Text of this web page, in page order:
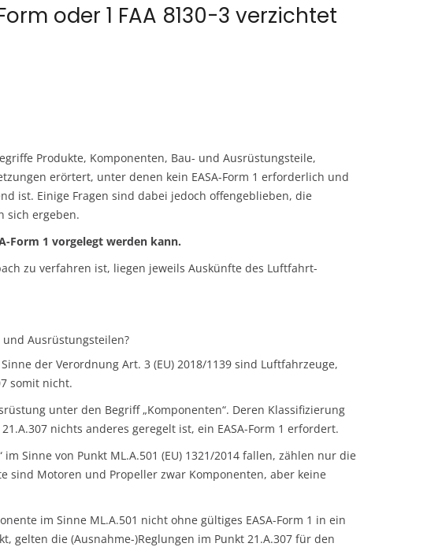
oder 1 FAA 8130-3 verzichtet
Produkte, Komponenten, Bau- und Ausrüstungsteile,
erörtert, unter denen kein EASA-Form 1 erforderlich und
ist. Einige Fragen sind dabei jedoch offengeblieben, die
sich ergeben.
Form 1 vorgelegt werden kann.
zu verfahren ist, liegen jeweils Auskünfte des Luftfahrt-
Ausrüstungsteilen?
der Verordnung Art. 3 (EU) 2018/1139 sind Luftfahrzeuge,
somit nicht.
unter den Begriff „Komponenten“. Deren Klassifizierung
nichts anderes geregelt ist, ein EASA-Form 1 erfordert.
Sinne von Punkt ML.A.501 (EU) 1321/2014 fallen, zählen nur die
sind Motoren und Propeller zwar Komponenten, aber keine
im Sinne ML.A.501 nicht ohne gültiges EASA-Form 1 in ein
die (Ausnahme-)Reglungen im Punkt 21.A.307 für den